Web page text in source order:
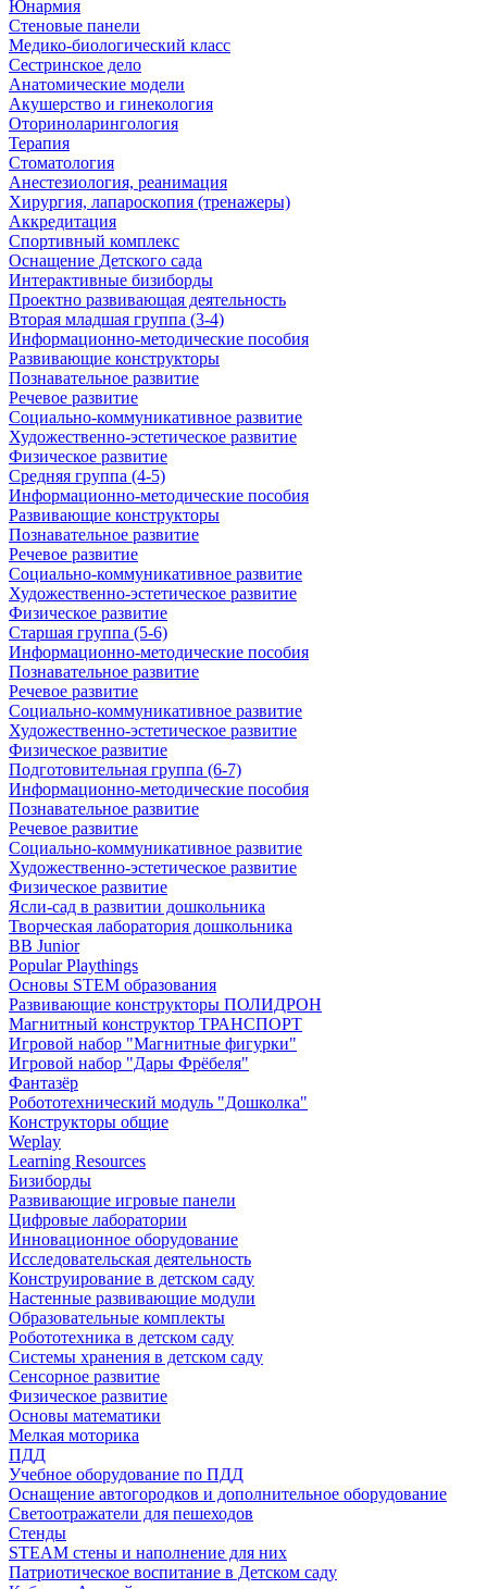
Юнармия
Стеновые панели
Медико-биологический класс
Сестринское дело
Анатомические модели
Акушерство и гинекология
Оториноларингология
Терапия
Стоматология
Анестезиология, реанимация
Хирургия, лапароскопия (тренажеры)
Аккредитация
Спортивный комплекс
Оснащение Детского сада
Интерактивные бизиборды
Проектно развивающая деятельность
Вторая младшая группа (3-4)
Информационно-методические пособия
Развивающие конструкторы
Познавательное развитие
Речевое развитие
Социально-коммуникативное развитие
Художественно-эстетическое развитие
Физическое развитие
Средняя группа (4-5)
Информационно-методические пособия
Развивающие конструкторы
Познавательное развитие
Речевое развитие
Социально-коммуникативное развитие
Художественно-эстетическое развитие
Физическое развитие
Старшая группа (5-6)
Информационно-методические пособия
Познавательное развитие
Речевое развитие
Социально-коммуникативное развитие
Художественно-эстетическое развитие
Физическое развитие
Подготовительная группа (6-7)
Информационно-методические пособия
Познавательное развитие
Речевое развитие
Социально-коммуникативное развитие
Художественно-эстетическое развитие
Физическое развитие
Ясли-сад в развитии дошкольника
Творческая лаборатория дошкольника
BB Junior
Popular Playthings
Основы STEM образования
Развивающие конструкторы ПОЛИДРОН
Магнитный конструктор ТРАНСПОРТ
Игровой набор "Магнитные фигурки"
Игровой набор "Дары Фрёбеля"
Фантазёр
Робототехнический модуль "Дошколка"
Конструкторы общие
Weplay
Learning Resources
Бизиборды
Развивающие игровые панели
Цифровые лаборатории
Инновационное оборудование
Исследовательская деятельность
Конструирование в детском саду
Настенные развивающие модули
Образовательные комплекты
Робототехника в детском саду
Системы хранения в детском саду
Сенсорное развитие
Физическое развитие
Основы математики
Мелкая моторика
ПДД
Учебное оборудование по ПДД
Оснащение автогородков и дополнительное оборудование
Светоотражатели для пешеходов
Стенды
STEAM стены и наполнение для них
Патриотическое воспитание в Детском саду